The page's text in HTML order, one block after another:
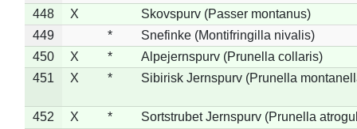
448
X
Skovspurv (Passer montanus)
449
*
Snefinke (Montifringilla nivalis)
450
X *
Alpejernspurv (Prunella collaris)
451
X * Sibirisk Jernspurv (Prunella
452 X *
Sortstrubet Jernspurv (Prunella